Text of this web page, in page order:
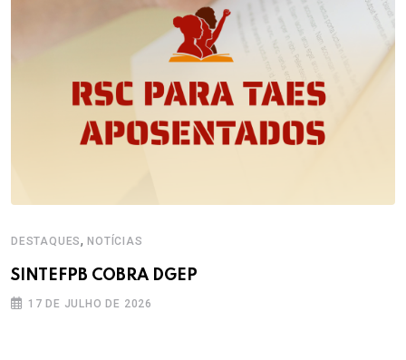
DESTAQUES,NOTÍCIAS
SINTEFPB COBRA DGEP
17 DE JULHO DE 2026